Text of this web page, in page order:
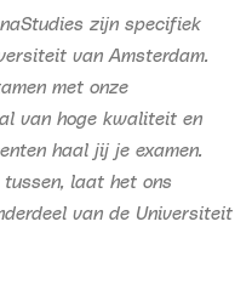
zijn specifiek
van Amsterdam.
met onze
van hoge kwaliteit en
haal jij je examen.
laat het ons
van de Universiteit